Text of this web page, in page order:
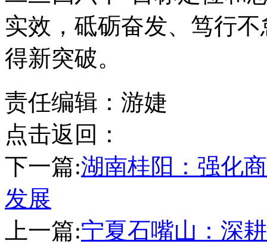
实效，砥砺奋发、笃行
得新突破。
责任编辑：游婕
点击返回：
下一篇:湖南桂阳：强化
发展
上一篇:宁夏石嘴山：深